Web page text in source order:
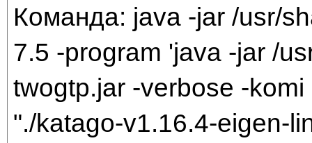
Команда: java -jar /usr/
7.5 -program 'java -jar /
twogtp.jar -verbose -
"./katago-v1.16.4-eigen-